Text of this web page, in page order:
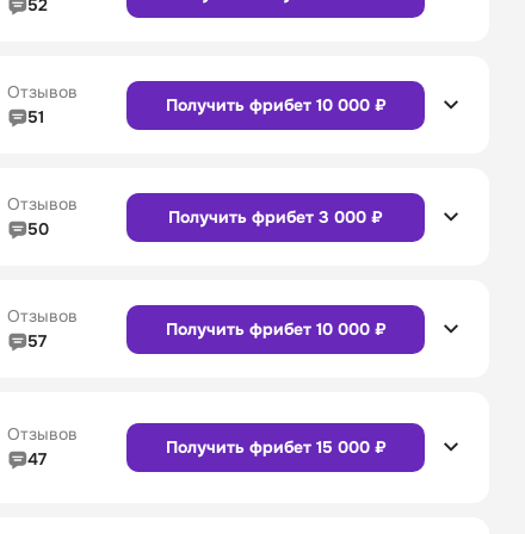
52
Сайт Приложение
Отзывов
51
Получить фрибет 10 000 ₽
Сайт Приложение
Отзывов
50
Получить фрибет 3 000 ₽
Отзывов
57
Получить фрибет 10 000 ₽
Отзывов
47
Получить фрибет 15 000 ₽